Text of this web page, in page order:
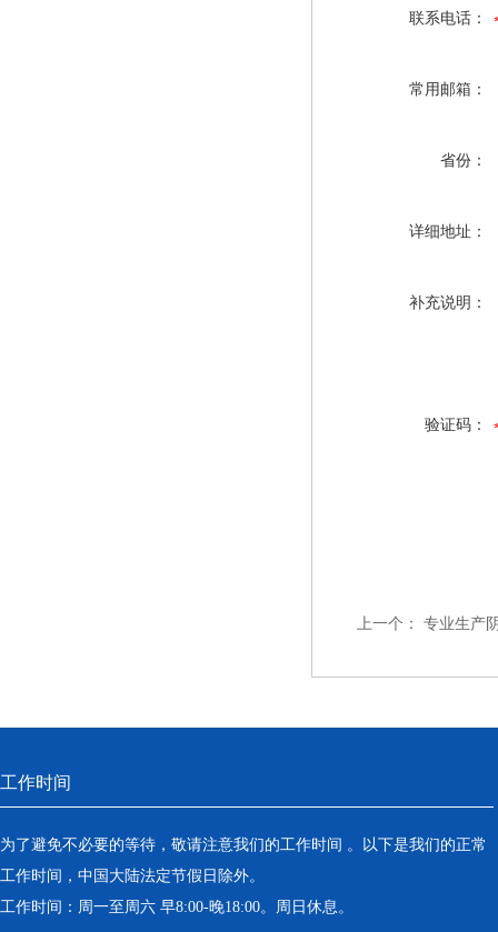
联系电话：
常用邮箱：
省份：
详细地址：
补充说明：
验证码：
上一个： 专业生产
工作时间
为了避免不必要的等待，敬请注意我们的工作时间 。以下是我们的正常
工作时间，中国大陆法定节假日除外。
工作时间：周一至周六 早8:00-晚18:00。周日休息。